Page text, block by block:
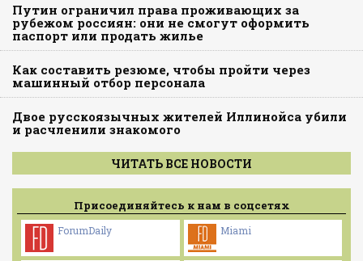
Путин ограничил права проживающих за
рубежом россиян: они не смогут оформить
паспорт или продать жилье
Как составить резюме, чтобы пройти через
машинный отбор персонала
Двое русскоязычных жителей Иллинойса убили
и расчленили знакомого
ЧИТАТЬ ВСЕ НОВОСТИ
Присоединяйтесь к нам в соцсетях
ForumDaily Miami